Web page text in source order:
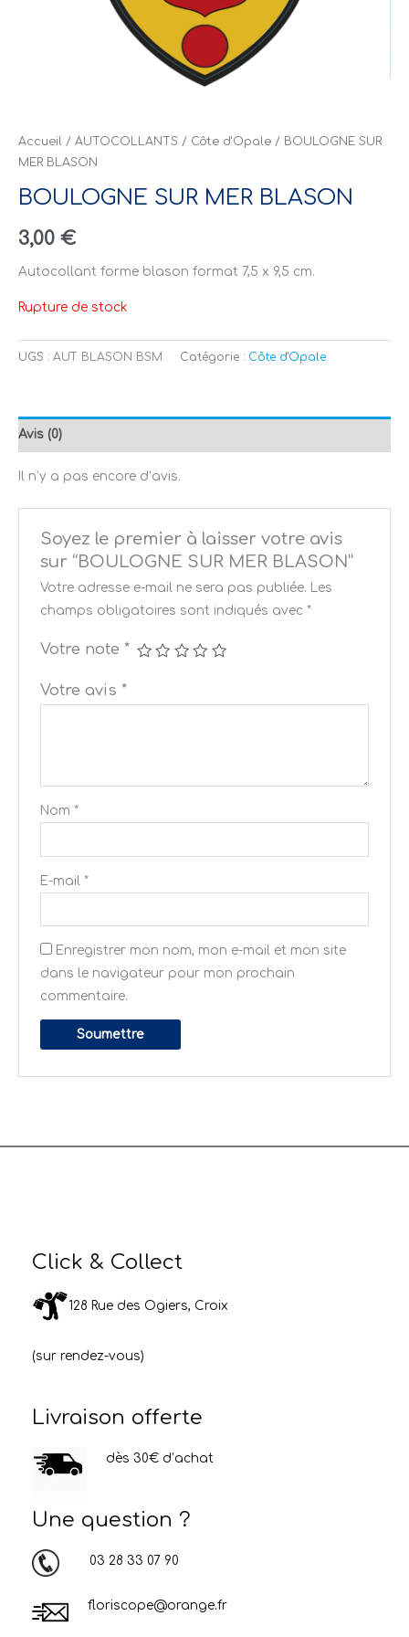
Accueil / AUTOCOLLANTS / Côte d'Opale / BOULOGNE SUR
MER BLASON
BOULOGNE SUR MER BLASON
3,00 €
Autocollant forme blason format 7,5 x 9,5 cm.
Rupture de stock
UGS : AUT BLASON BSM Catégorie : Côte d'Opale
Avis (0)
Il n’y a pas encore d’avis.
Soyez le premier à laisser votre avis
sur “BOULOGNE SUR MER BLASON”
Votre adresse e-mail ne sera pas publiée. Les
champs obligatoires sont indiqués avec *
Votre note *
Votre avis *
Nom *
E-mail *
Enregistrer mon nom, mon e-mail et mon site
dans le navigateur pour mon prochain
commentaire.
Click & Collect
128 Rue des Ogiers, Croix
(sur rendez-vous)
Livraison offerte
dès 30€ d’achat
Une question ?
03 28 33 07 90
floriscope@orange.fr